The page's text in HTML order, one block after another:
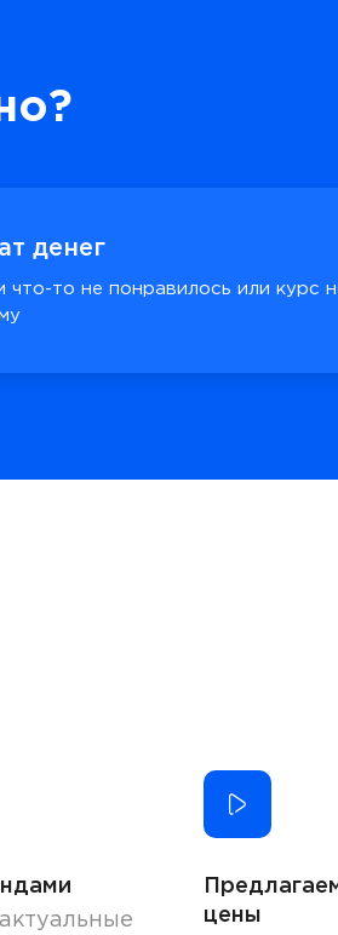
денег
что-то не понравилось или курс
цены